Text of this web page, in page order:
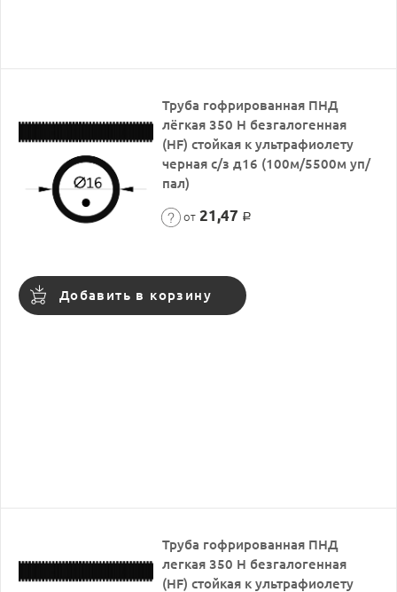
Труба гофрированная ПНД
лёгкая 350 Н безгалогенная
(HF) стойкая к ультрафиолету
черная с/з д16 (100м/5500м уп/
пал)
от 21,47 Р
Добавить в корзину
Труба гофрированная ПНД
легкая 350 Н безгалогенная
(HF) стойкая к ультрафиолету